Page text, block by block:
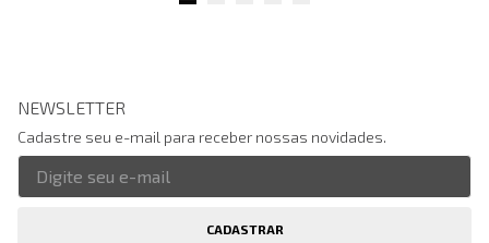
NEWSLETTER
Cadastre seu e-mail para receber nossas novidades.
CADASTRAR